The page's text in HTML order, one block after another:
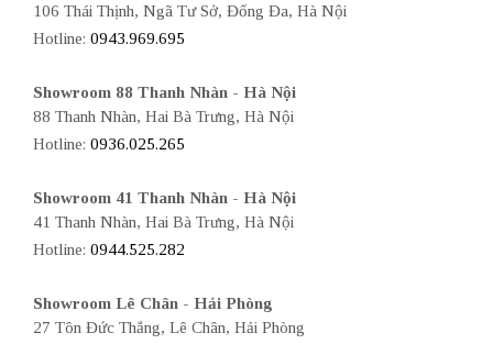
106 Thái Thịnh, Ngã Tư Sở, Đống Đa, Hà Nội
Hotline: 0943.969.695
Showroom 88 Thanh Nhàn - Hà Nội
88 Thanh Nhàn, Hai Bà Trưng, Hà Nội
Hotline: 0936.025.265
Showroom 41 Thanh Nhàn - Hà Nội
41 Thanh Nhàn, Hai Bà Trưng, Hà Nội
Hotline: 0944.525.282
Showroom Lê Chân - Hải Phòng
27 Tôn Đức Thắng, Lê Chân, Hải Phòng